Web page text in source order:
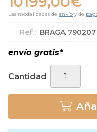
Las modalidades de envío y de
Ref.: BRAGA 790207
envío gratis*
Cantidad